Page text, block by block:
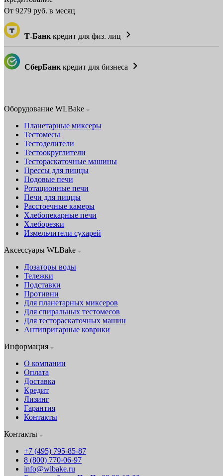
От 9279 руб. в месяц
Т-Банк кредит для физ. лиц
СберБанк кредит для бизнеса
Оборудование WLBake
Планетарные миксеры
Тестомесы
Тестоделители
Тестоокруглители
Тестораскаточные машины
Прессы для пиццы
Подовые печи
Ротационные печи
Печи для пиццы
Расстоечные камеры
Хлебопекарные печи
Хлеборезки
Измельчители сухарей
Аксессуары WLBake
Дозаторы воды
Тележки
Подставки
Противни
Для планетарных миксеров
Для спиральных тестомесов
Для тестораскаточных машин
Антипригарные коврики
Информация
О компании
Оплата
Доставка
Кредит
Лизинг
Гарантия
Контакты
Контакты
+7 (495) 795-85-87
8 (800) 770-06-97
info@wlbake.ru